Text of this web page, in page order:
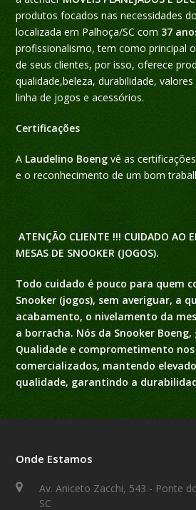
produtos focados nas necessidades
localizada em Palhoça/SC com 37
profissionalismo, tem como principal
de seus clientes, por isso, oferece
qualidade,beleza, durabilidade,
linha de jogos e acessórios.
Certificações
A Laudelino Boeng vê as
e o reconhecimento de um bom
ATENÇÃO CLIENTE !!! CUIDADO AO
MESAS DE SNOOKER (JOGOS).
Todo cuidado é pouco para quem
Snooker (jogos), sem averiguar, a
acabamento, o nivelamento da
a borracha. Nós da Snooker
Qualidade e comprometimento
comercializados, mantendo
qualidade, garantindo a
Onde Estamos
Av. Aniceto Zacchi, 543 - Ponte
SC